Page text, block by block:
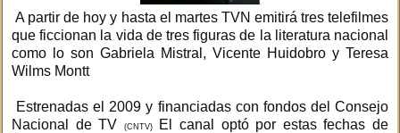
A partir de hoy y hasta el martes TVN emitirá tres telefilmes
que ficcionan la vida de tres figuras de la literatura nacional
como lo son Gabriela Mistral, Vicente Huidobro y Teresa
Wilms Montt
Estrenadas el 2009 y financiadas con fondos del Consejo
Nacional de TV
(CNTV)El canal optó por estas fechas de